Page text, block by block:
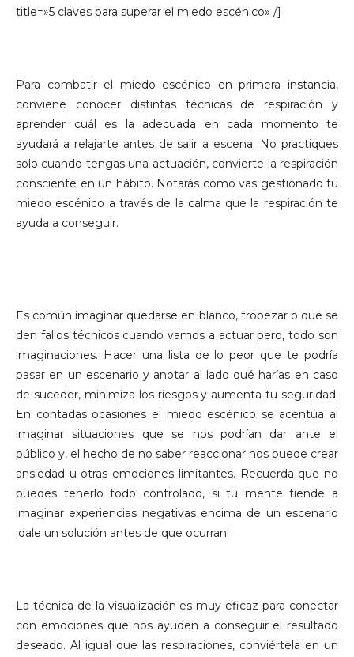
title=»5 claves para superar el miedo escénico» /]
Para combatir el miedo escénico en primera instancia,
conviene conocer distintas técnicas de respiración y
aprender cuál es la adecuada en cada momento te
ayudará a relajarte antes de salir a escena. No practiques
solo cuando tengas una actuación, convierte la respiración
consciente en un hábito. Notarás cómo vas gestionado tu
miedo escénico a través de la calma que la respiración te
ayuda a conseguir.
Es común imaginar quedarse en blanco, tropezar o que se
den fallos técnicos cuando vamos a actuar pero, todo son
imaginaciones. Hacer una lista de lo peor que te podría
pasar en un escenario y anotar al lado qué harías en caso
de suceder, minimiza los riesgos y aumenta tu seguridad.
En contadas ocasiones el miedo escénico se acentúa al
imaginar situaciones que se nos podrían dar ante el
público y, el hecho de no saber reaccionar nos puede crear
ansiedad u otras emociones limitantes. Recuerda que no
puedes tenerlo todo controlado, si tu mente tiende a
imaginar experiencias negativas encima de un escenario
¡dale un solución antes de que ocurran!
La técnica de la visualización es muy eficaz para conectar
con emociones que nos ayuden a conseguir el resultado
deseado. Al igual que las respiraciones, conviértela en un